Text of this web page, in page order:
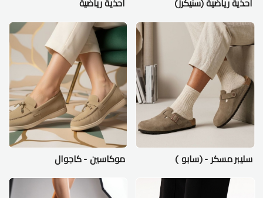
احذية رياضية (سنيكرز) احذية رياضية
سليبر مسكر - (سابو ) موكاسين - كاجوال